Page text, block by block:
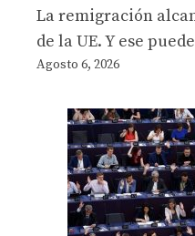
La remigración
de la UE. Y ese
Agosto 6, 2026